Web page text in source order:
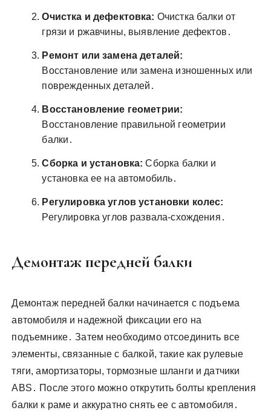
Очистка и дефектовка: Очистка балки от
грязи и ржавчины, выявление дефектов․
Ремонт или замена деталей:
Восстановление или замена изношенных или
поврежденных деталей․
Восстановление геометрии:
Восстановление правильной геометрии
балки․
Сборка и установка: Сборка балки и
установка ее на автомобиль․
Регулировка углов установки колес:
Регулировка углов развала-схождения․
Демонтаж передней балки
Демонтаж передней балки начинается с подъема
автомобиля и надежной фиксации его на
подъемнике․ Затем необходимо отсоединить все
элементы, связанные с балкой, такие как рулевые
тяги, амортизаторы, тормозные шланги и датчики
ABS․ После этого можно открутить болты крепления
балки к раме и аккуратно снять ее с автомобиля․